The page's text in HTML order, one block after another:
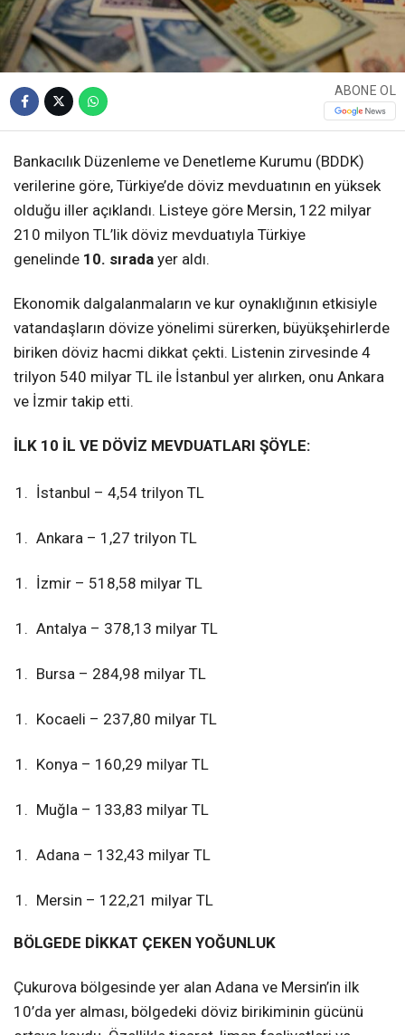
ABONE OL
Bankacılık Düzenleme ve Denetleme Kurumu (BDDK)
verilerine göre, Türkiye’de döviz mevduatının en yüksek
olduğu iller açıklandı. Listeye göre Mersin, 122 milyar
210 milyon TL’lik döviz mevduatıyla Türkiye
genelinde 10. sırada yer aldı.
Ekonomik dalgalanmaların ve kur oynaklığının etkisiyle
vatandaşların dövize yönelimi sürerken, büyükşehirlerde
biriken döviz hacmi dikkat çekti. Listenin zirvesinde 4
trilyon 540 milyar TL ile İstanbul yer alırken, onu Ankara
ve İzmir takip etti.
İLK 10 İL VE DÖVİZ MEVDUATLARI ŞÖYLE:
İstanbul – 4,54 trilyon TL
Ankara – 1,27 trilyon TL
İzmir – 518,58 milyar TL
Antalya – 378,13 milyar TL
Bursa – 284,98 milyar TL
Kocaeli – 237,80 milyar TL
Konya – 160,29 milyar TL
Muğla – 133,83 milyar TL
Adana – 132,43 milyar TL
Mersin – 122,21 milyar TL
BÖLGEDE DİKKAT ÇEKEN YOĞUNLUK
Çukurova bölgesinde yer alan Adana ve Mersin’in ilk
10’da yer alması, bölgedeki döviz birikiminin gücünü